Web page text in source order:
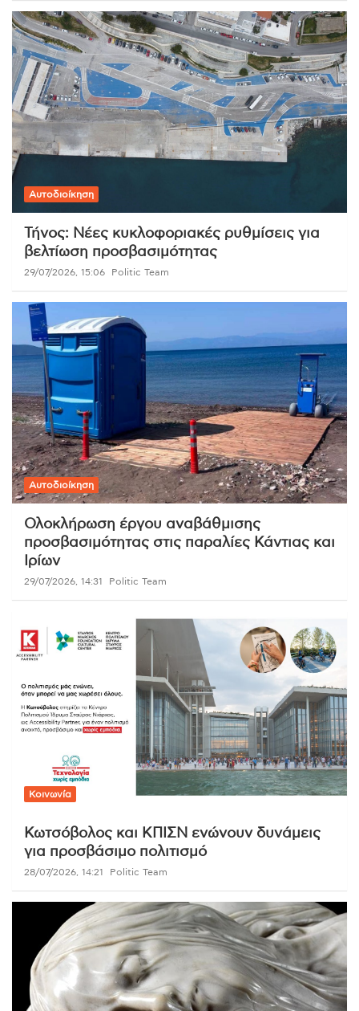
Αυτοδιοίκηση
Τήνος: Νέες κυκλοφοριακές ρυθμίσεις για
βελτίωση προσβασιμότητας
29/07/2026, 15:06 Politic Team
Αυτοδιοίκηση
Ολοκλήρωση έργου αναβάθμισης
προσβασιμότητας στις παραλίες Κάντιας και
Ιρίων
29/07/2026, 14:31 Politic Team
Κοινωνία
Κωτσόβολος και ΚΠΙΣΝ ενώνουν δυνάμεις
για προσβάσιμο πολιτισμό
28/07/2026, 14:21 Politic Team